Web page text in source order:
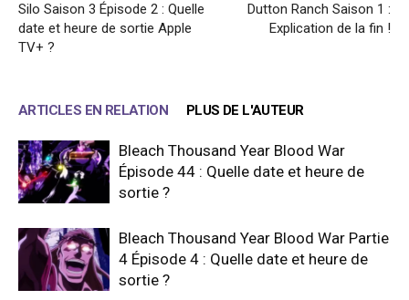
Silo Saison 3 Épisode 2 : Quelle
date et heure de sortie Apple
TV+ ?
Dutton Ranch Saison 1 :
Explication de la fin !
ARTICLES EN RELATION PLUS DE L'AUTEUR
Bleach Thousand Year Blood War
Épisode 44 : Quelle date et heure de
sortie ?
Bleach Thousand Year Blood War Partie
4 Épisode 4 : Quelle date et heure de
sortie ?